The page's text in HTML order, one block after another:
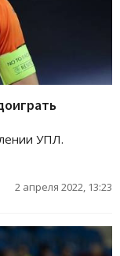
УПЛ.
2 апреля 2022, 13:23